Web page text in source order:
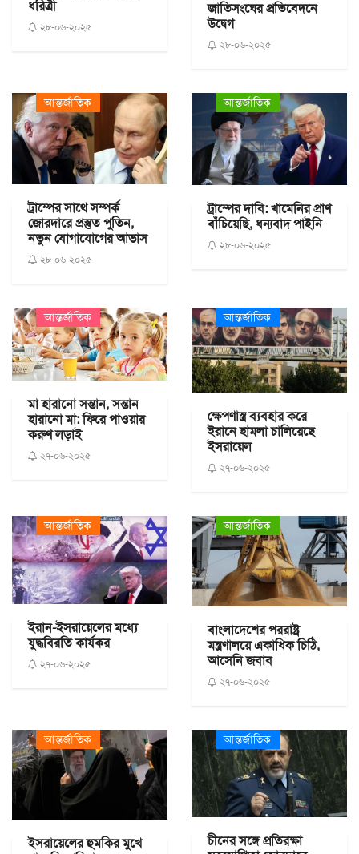
ধরিত্রী
২৮-০৬-২০২৫
জাতিসংঘের প্রতিবেদনে
উদ্বেগ
২৮-০৬-২০২৫
আন্তর্জাতিক
ট্রাম্পের সাথে সম্পর্ক
জোরদারে প্রস্তুত পুতিন,
নতুন যোগাযোগের আভাস
২৮-০৬-২০২৫
আন্তর্জাতিক
ট্রাম্পের দাবি: খামেনির প্রাণ
বাঁচিয়েছি, ধন্যবাদ পাইনি
২৮-০৬-২০২৫
আন্তর্জাতিক
মা হারানো সন্তান, সন্তান
হারানো মা: ফিরে পাওয়ার
করুণ লড়াই
২৭-০৬-২০২৫
আন্তর্জাতিক
ক্ষেপণাস্ত্র ব্যবহার করে
ইরানে হামলা চালিয়েছে
ইসরায়েল
২৭-০৬-২০২৫
আন্তর্জাতিক
ইরান-ইসরায়েলের মধ্যে
যুদ্ধবিরতি কার্যকর
২৭-০৬-২০২৫
আন্তর্জাতিক
বাংলাদেশের পররাষ্ট্র
মন্ত্রণালয়ে একাধিক চিঠি,
আসেনি জবাব
২৭-০৬-২০২৫
আন্তর্জাতিক
ইসরায়েলের হুমকির মুখে
আন্তর্জাতিক
চীনের সঙ্গে প্রতিরক্ষা